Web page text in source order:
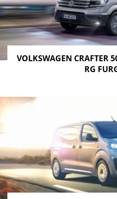
VOLKSWAGEN CRAFTER
RG